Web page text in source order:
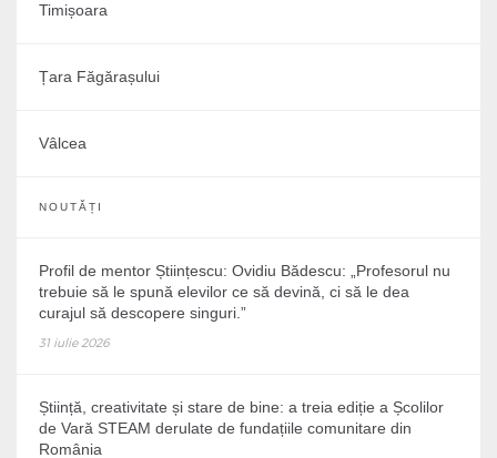
Timișoara
Țara Făgărașului
Vâlcea
NOUTĂȚI
Profil de mentor Științescu: Ovidiu Bădescu: „Profesorul nu
trebuie să le spună elevilor ce să devină, ci să le dea
curajul să descopere singuri.”
31 iulie 2026
Știință, creativitate și stare de bine: a treia ediție a Școlilor
de Vară STEAM derulate de fundațiile comunitare din
România